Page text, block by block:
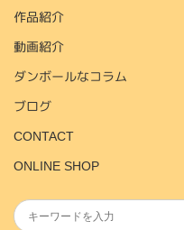
作品紹介
動画紹介
ダンボールなコラム
ブログ
CONTACT
ONLINE SHOP